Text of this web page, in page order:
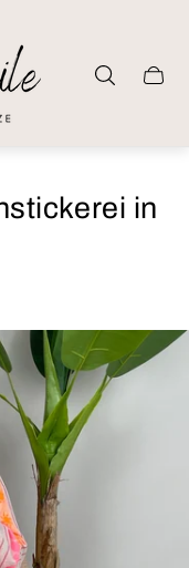
in